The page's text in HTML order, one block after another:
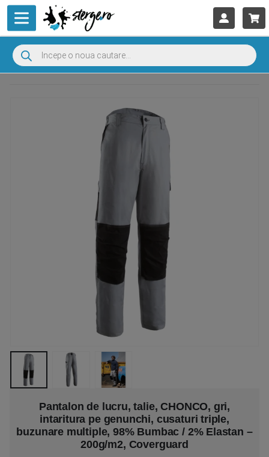
Pantalon de lucru, talie, CHONCO, gri,
intaritura pe genunchi, cusaturi triple,
buzunare multiple, 98% Bumbac / 2% Elastan –
200g/m2, Coverguard